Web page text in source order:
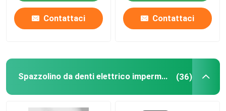
Contattaci Contattaci
Spazzolino da denti elettrico impermeabile (36)